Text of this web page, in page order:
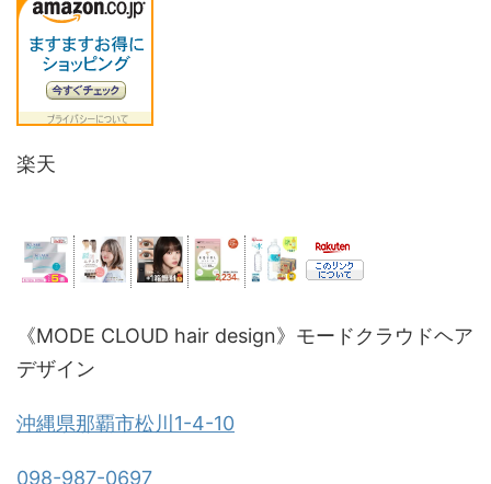
楽天
《MODE CLOUD hair design》モードクラウドヘア
デザイン
沖縄県那覇市松川1-4-10
098-987-0697